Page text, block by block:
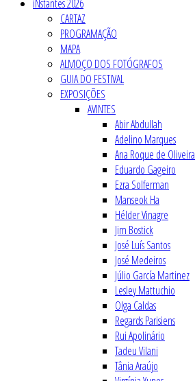
iNstantes 2026
CARTAZ
PROGRAMAÇÃO
MAPA
ALMOÇO DOS FOTÓGRAFOS
GUIA DO FESTIVAL
EXPOSIÇÕES
AVINTES
Abir Abdullah
Adelino Marques
Ana Roque de Oliveira
Eduardo Gageiro
Ezra Solferman
Manseok Ha
Hélder Vinagre
Jim Bostick
José Luís Santos
José Medeiros
Júlio García Martinez
Lesley Mattuchio
Olga Caldas
Regards Parisiens
Rui Apolinário
Tadeu Vilani
Tânia Araújo